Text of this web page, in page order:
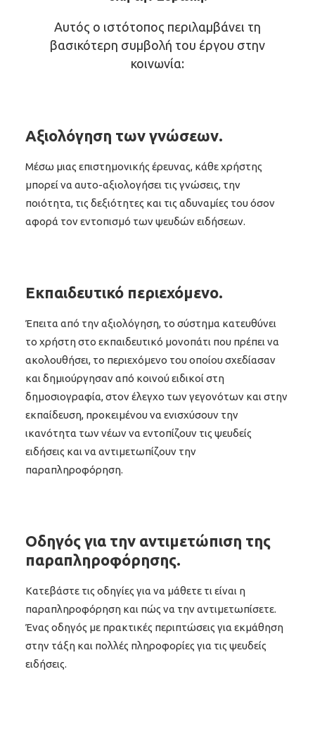
Αυτός ο ιστότοπος περιλαμβάνει τη
βασικότερη συμβολή του έργου στην
κοινωνία:
Αξιολόγηση των γνώσεων.
Μέσω μιας επιστημονικής έρευνας, κάθε χρήστης
μπορεί να αυτο-αξιολογήσει τις γνώσεις, την
ποιότητα, τις δεξιότητες και τις αδυναμίες του όσον
αφορά τον εντοπισμό των ψευδών ειδήσεων.
Εκπαιδευτικό περιεχόμενο.
Έπειτα από την αξιολόγηση, το σύστημα κατευθύνει
το χρήστη στο εκπαιδευτικό μονοπάτι που πρέπει να
ακολουθήσει, το περιεχόμενο του οποίου σχεδίασαν
και δημιούργησαν από κοινού ειδικοί στη
δημοσιογραφία, στον έλεγχο των γεγονότων και στην
εκπαίδευση, προκειμένου να ενισχύσουν την
ικανότητα των νέων να εντοπίζουν τις ψευδείς
ειδήσεις και να αντιμετωπίζουν την
παραπληροφόρηση.
Οδηγός για την αντιμετώπιση της
παραπληροφόρησης.
Κατεβάστε τις οδηγίες για να μάθετε τι είναι η
παραπληροφόρηση και πώς να την αντιμετωπίσετε.
Ένας οδηγός με πρακτικές περιπτώσεις για εκμάθηση
στην τάξη και πολλές πληροφορίες για τις ψευδείς
ειδήσεις.